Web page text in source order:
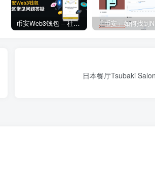
币安Web3钱包 – 社区常见问题答疑
日本餐厅Tsubaki